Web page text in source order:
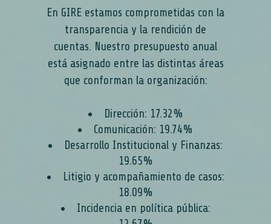
En GIRE estamos comprometidas con la
transparencia y la rendición de
cuentas. Nuestro presupuesto anual
está asignado entre las distintas áreas
que conforman la organización:
Dirección: 17.32%
Comunicación: 19.74%
Desarrollo Institucional y Finanzas:
19.65%
Litigio y acompañamiento de casos:
18.09%
Incidencia en política pública: